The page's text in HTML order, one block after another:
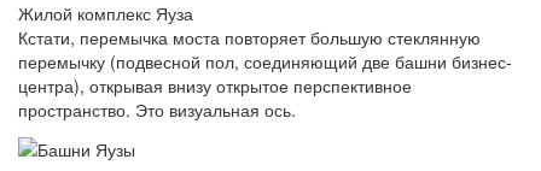
Жилой комплекс Яуза
Кстати, перемычка моста повторяет большую стеклянную
перемычку (подвесной пол, соединяющий две башни бизнес-
центра), открывая внизу открытое перспективное
пространство. Это визуальная ось.